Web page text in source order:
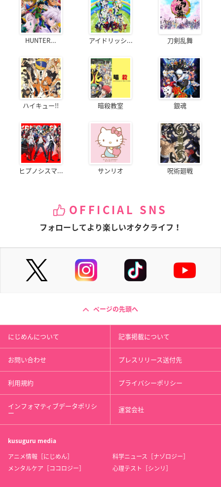
HUNTER... アイドリッシ... 刀剣乱舞
ハイキュー!! 暗殺教室 銀魂
ヒプノシスマ... サンリオ 呪術廻戦
OFFICIAL SNS
フォローしてより楽しいオタクライフ！
ページの先頭へ
にじめんについて 記事掲載について
お問い合わせ プレスリリース送付先
利用規約 プライバシーポリシー
インフォマティブデータポリシ
ー 運営会社
kusuguru media
アニメ情報［にじめん］
科学ニュース［ナゾロジー］
メンタルケア［ココロジー］
心理テスト［シンリ］